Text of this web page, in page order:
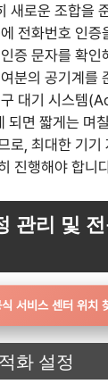
새로운 조합을
전화번호 인증
증 문자를 확인
분의 공기계를
대기 시스템
면 짧게는 며
로, 최대한 기기
진행해야 합니
관리 및
서비스 센터 위치
화 설정